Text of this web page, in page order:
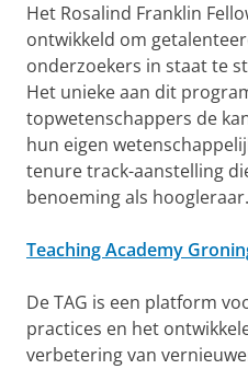
Het Rosalind Franklin
ontwikkeld om
onderzoekers in staat te
Het unieke aan dit
topwetenschappers de
hun eigen
tenure track-aanstelling
benoeming als hoogleraar.
Teaching Academy
De TAG is een platform
practices en het
verbetering van